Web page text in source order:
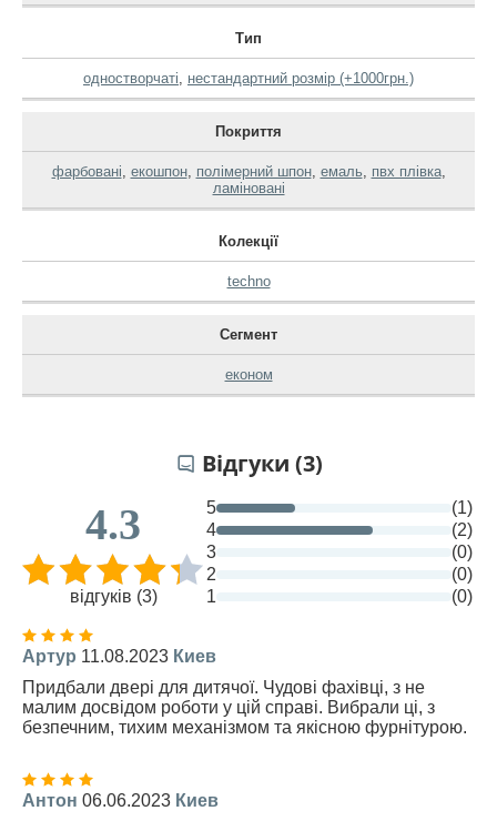
Тип
одностворчаті, нестандартний розмір (+1000грн.)
Покриття
фарбовані, екошпон, полімерний шпон, емаль, пвх плівка,
ламіновані
Колекції
techno
Сегмент
економ
Відгуки (3)
4.3
відгуків (3)
5
(1)
4
(2)
3
(0)
2
(0)
1
(0)
Артур 11.08.2023 Киев
Придбали двері для дитячої. Чудові фахівці, з не
малим досвідом роботи у цій справі. Вибрали ці, з
безпечним, тихим механізмом та якісною фурнітурою.
Антон 06.06.2023 Киев